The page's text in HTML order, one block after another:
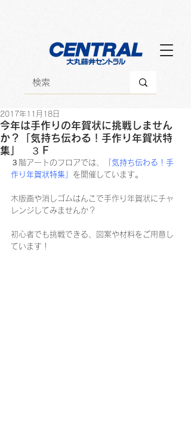
今年は手作りの年賀状に挑戦しません
か？「気持ち伝わる！手作り年賀状特
集」 ３Ｆ
2017年11月18日
３階アートのフロアでは、
「気持ち伝わる！手
作り年賀状特集」 を開催しています。
木版画や消しゴムはんこで手作り年賀状にチャ
レンジしてみませんか？
初心者でも挑戦できる、図案や材料をご用意し
ています！